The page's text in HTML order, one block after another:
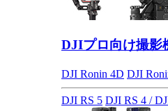
DJIプロ向け撮影
DJI Ronin 4D DJI
DJI RS 5 DJI RS 4 /